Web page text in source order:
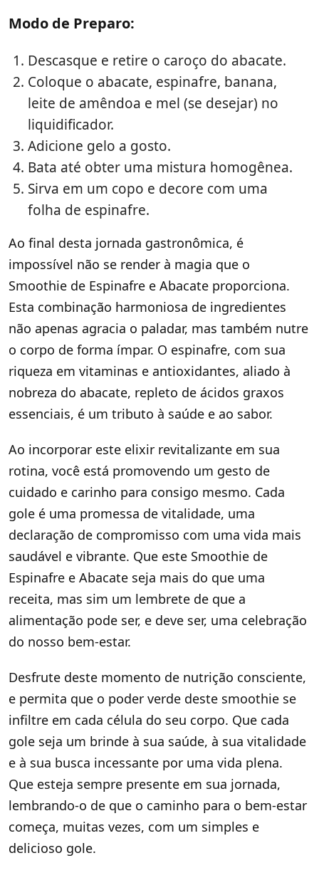
Modo de Preparo:
Descasque e retire o caroço do abacate.
Coloque o abacate, espinafre, banana,
leite de amêndoa e mel (se desejar) no
liquidificador.
Adicione gelo a gosto.
Bata até obter uma mistura homogênea.
Sirva em um copo e decore com uma
folha de espinafre.
Ao final desta jornada gastronômica, é
impossível não se render à magia que o
Smoothie de Espinafre e Abacate proporciona.
Esta combinação harmoniosa de ingredientes
não apenas agracia o paladar, mas também nutre
o corpo de forma ímpar. O espinafre, com sua
riqueza em vitaminas e antioxidantes, aliado à
nobreza do abacate, repleto de ácidos graxos
essenciais, é um tributo à saúde e ao sabor.
Ao incorporar este elixir revitalizante em sua
rotina, você está promovendo um gesto de
cuidado e carinho para consigo mesmo. Cada
gole é uma promessa de vitalidade, uma
declaração de compromisso com uma vida mais
saudável e vibrante. Que este Smoothie de
Espinafre e Abacate seja mais do que uma
receita, mas sim um lembrete de que a
alimentação pode ser, e deve ser, uma celebração
do nosso bem-estar.
Desfrute deste momento de nutrição consciente,
e permita que o poder verde deste smoothie se
infiltre em cada célula do seu corpo. Que cada
gole seja um brinde à sua saúde, à sua vitalidade
e à sua busca incessante por uma vida plena.
Que esteja sempre presente em sua jornada,
lembrando-o de que o caminho para o bem-estar
começa, muitas vezes, com um simples e
delicioso gole.